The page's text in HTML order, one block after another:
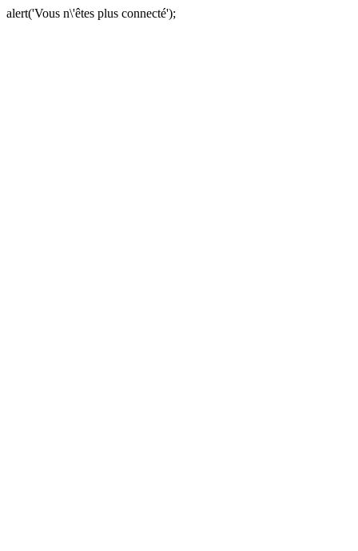
alert('Vous n\'êtes plus connecté');